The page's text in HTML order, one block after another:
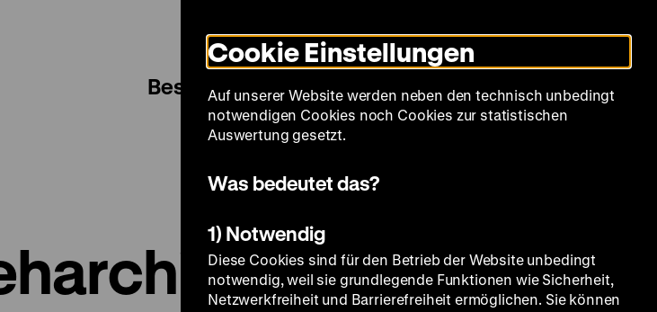
Modus
umschalten
Sprache
Besuch Spielplan Filmreihen Über uns
Cookie Einstellungen
Auf unserer Website werden neben den technisch unbedingt
notwendigen Cookies noch Cookies zur statistischen
Auswertung gesetzt.
Was bedeutet das?
1) Notwendig
Diese Cookies sind für den Betrieb der Website unbedingt
notwendig, weil sie grundlegende Funktionen wie Sicherheit,
Netzwerkfreiheit und Barrierefreiheit ermöglichen. Sie können